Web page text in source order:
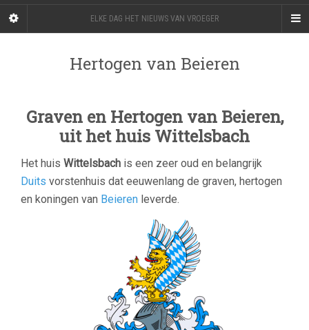
ELKE DAG HET NIEUWS VAN VROEGER
Hertogen van Beieren
Graven en Hertogen van Beieren,
uit het huis Wittelsbach
Het huis Wittelsbach is een zeer oud en belangrijk
Duits vorstenhuis dat eeuwenlang de graven, hertogen
en koningen van Beieren leverde.